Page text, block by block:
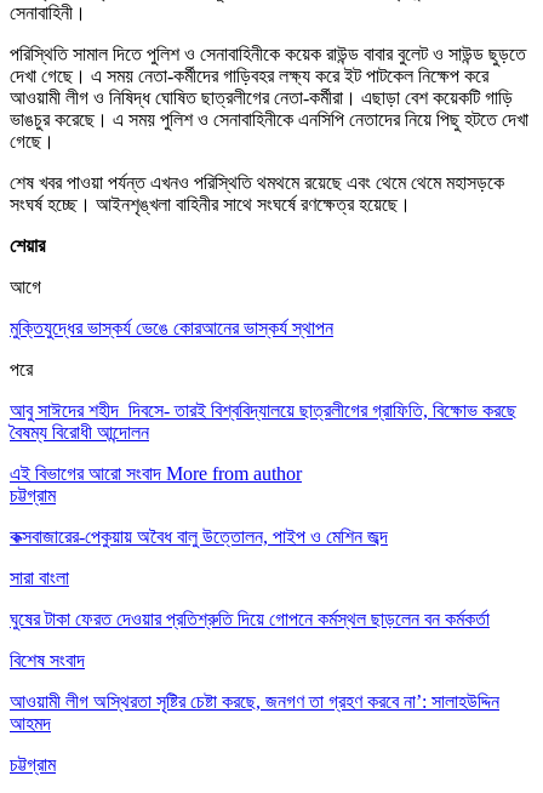
সেনাবাহিনী।
পরিস্থিতি সামাল দিতে পুলিশ ও সেনাবাহিনীকে কয়েক রাউন্ড বাবার বুলেট ও সাউন্ড ছুড়তে
দেখা গেছে। এ সময় নেতা-কর্মীদের গাড়িবহর লক্ষ্য করে ইট পাটকেল নিক্ষেপ করে
আওয়ামী লীগ ও নিষিদ্ধ ঘোষিত ছাত্রলীগের নেতা-কর্মীরা। এছাড়া বেশ কয়েকটি গাড়ি
ভাঙচুর করেছে। এ সময় পুলিশ ও সেনাবাহিনীকে এনসিপি নেতাদের নিয়ে পিছু হটতে দেখা
গেছে।
শেষ খবর পাওয়া পর্যন্ত এখনও পরিস্থিতি থমথমে রয়েছে এবং থেমে থেমে মহাসড়কে
সংঘর্ষ হচ্ছে। আইনশৃঙ্খলা বাহিনীর সাথে সংঘর্ষে রণক্ষেত্র হয়েছে।
শেয়ার
আগে
মুক্তিযুদ্ধের ভাস্কর্য ভেঙে কোরআনের ভাস্কর্য স্থাপন
পরে
আবু সাঈদের শহীদ দিবসে- তারই বিশ্ববিদ্যালয়ে ছাত্রলীগের গ্রাফিতি, বিক্ষোভ করছে
বৈষম্য বিরোধী আন্দোলন
এই বিভাগের আরো সংবাদ More from author
চট্টগ্রাম
কক্সবাজারের-পেকুয়ায় অবৈধ বালু উত্তোলন, পাইপ ও মেশিন জব্দ
সারা বাংলা
ঘুষের টাকা ফেরত দেওয়ার প্রতিশ্রুতি দিয়ে গোপনে কর্মস্থল ছাড়লেন বন কর্মকর্তা
বিশেষ সংবাদ
আওয়ামী লীগ অস্থিরতা সৃষ্টির চেষ্টা করছে, জনগণ তা গ্রহণ করবে না’: সালাহউদ্দিন
আহমদ
চট্টগ্রাম